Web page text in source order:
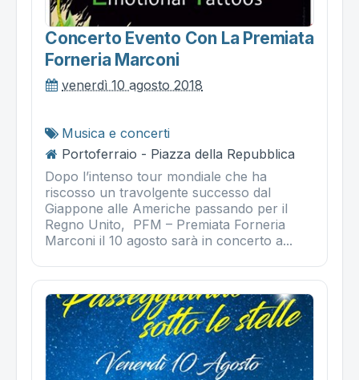
Concerto Evento Con La Premiata
Forneria Marconi
venerdì 10 agosto 2018
Musica e concerti
Portoferraio - Piazza della Repubblica
Dopo l’intenso tour mondiale che ha
riscosso un travolgente successo dal
Giappone alle Americhe passando per il
Regno Unito, PFM – Premiata Forneria
Marconi il 10 agosto sarà in concerto a...